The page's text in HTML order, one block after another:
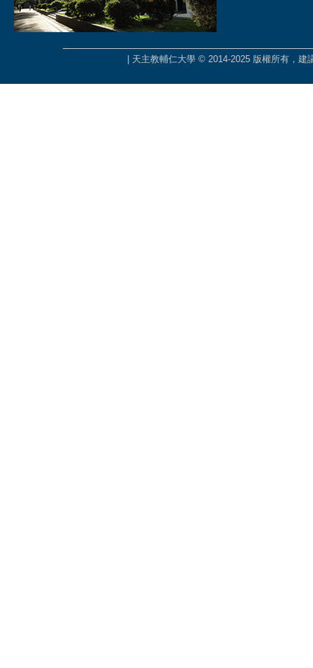
| 天主教輔仁大學 © 2014-2025 版權所有，